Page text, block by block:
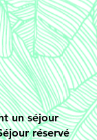
un séjour
réservé